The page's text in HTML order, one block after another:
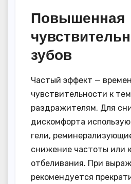
Повышенная
зубов
Частый эффект —
чувствительности к
раздражителям. Для
дискомфорта
гели,
снижение частоты или
отбеливания. При
рекомендуется